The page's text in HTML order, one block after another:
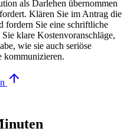
als Darlehen übernommen
Klären Sie im Antrag die
fordern Sie eine schriftliche
klare Kostenvoranschläge,
wie sie auch seriöse
kommunizieren.